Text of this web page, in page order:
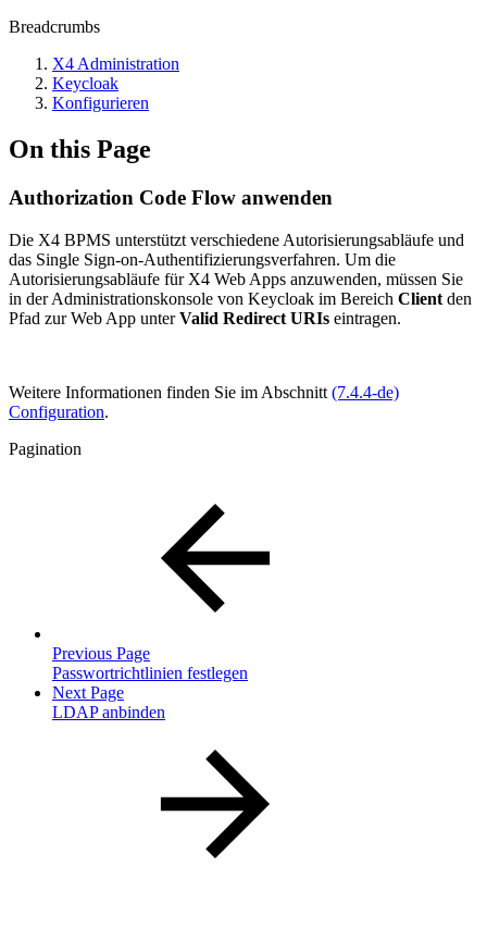
Breadcrumbs
X4 Administration
Keycloak
Konfigurieren
On this Page
Authorization Code Flow anwenden
Die X4 BPMS unterstützt verschiedene Autorisierungsabläufe und
das Single Sign-on-Authentifizierungsverfahren. Um die
Autorisierungsabläufe für X4 Web Apps anzuwenden, müssen Sie
in der Administrationskonsole von Keycloak im Bereich Client den
Pfad zur Web App unterValid Redirect URIs eintragen.
Weitere Informationen finden Sie im Abschnitt (7.4.4-de)
Configuration.
Pagination
Previous Page
Passwortrichtlinien festlegen
Next Page
LDAP anbinden